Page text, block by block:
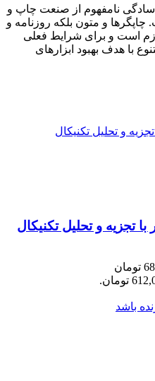
سادگی نامفهوم از صنعت چاپ و
و متون بلکه روزنامه و
است و برای شرایط فعلی
با هدف بهبود ابزارهای
تجزیه و تحلیل تکنیکال
قیمت اصلی: 680,000 تومان